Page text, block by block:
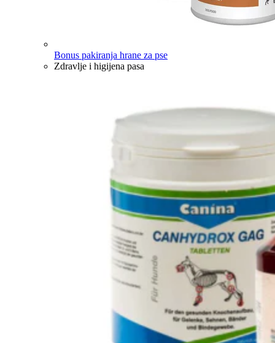
Bonus pakiranja hrane za pse
Zdravlje i higijena pasa